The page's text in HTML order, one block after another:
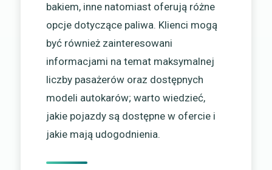
bakiem, inne natomiast oferują różne
opcje dotyczące paliwa. Klienci mogą
być również zainteresowani
informacjami na temat maksymalnej
liczby pasażerów oraz dostępnych
modeli autokarów; warto wiedzieć,
jakie pojazdy są dostępne w ofercie i
jakie mają udogodnienia.